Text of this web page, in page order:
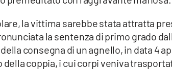
la vittima sarebbe stata attratta
la sentenza di primo grado
consegna di un agnello, in data 4
della coppia, i cui corpi veniva